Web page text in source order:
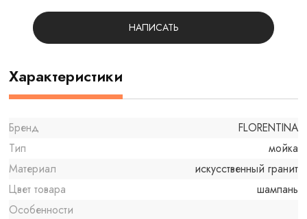
НАПИСАТЬ
Характеристики
Бренд
FLORENTINA
Тип
мойка
Материал
искусственный гранит
Цвет товара
шампань
Особенности